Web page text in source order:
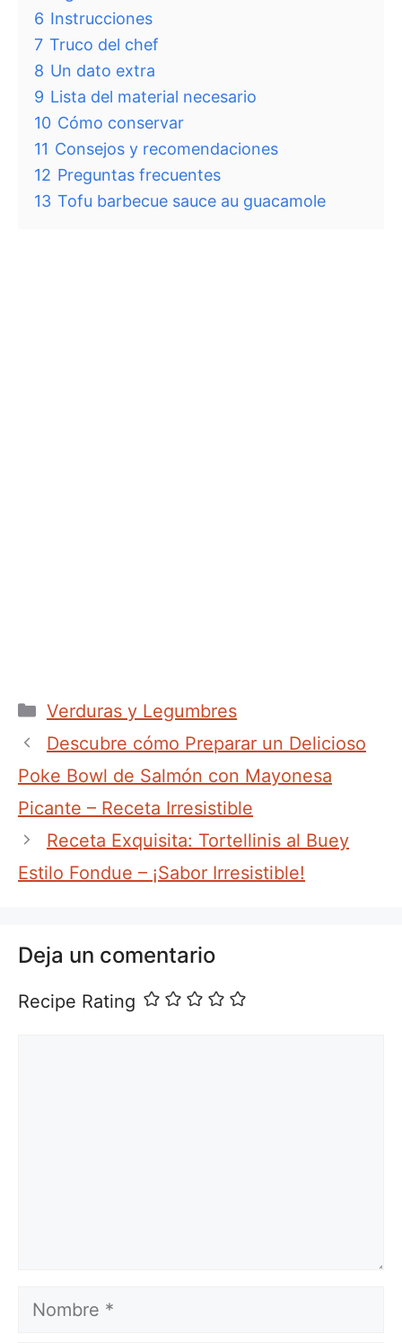
6 Instrucciones
7 Truco del chef
8 Un dato extra
9 Lista del material necesario
10 Cómo conservar
11 Consejos y recomendaciones
12 Preguntas frecuentes
13 Tofu barbecue sauce au guacamole
Categorías
Verduras y Legumbres
Descubre cómo Preparar un Delicioso
Poke Bowl de Salmón con Mayonesa
Picante – Receta Irresistible
Receta Exquisita: Tortellinis al Buey
Estilo Fondue – ¡Sabor Irresistible!
Deja un comentario
Recipe Rating
Nombre